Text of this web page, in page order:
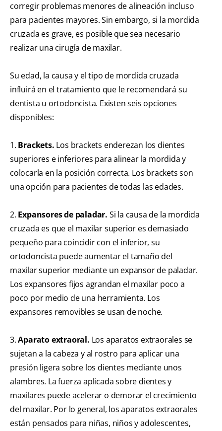
corregir problemas menores de alineación incluso
para pacientes mayores. Sin embargo, si la mordida
cruzada es grave, es posible que sea necesario
realizar una cirugía de maxilar.
Su edad, la causa y el tipo de mordida cruzada
influirá en el tratamiento que le recomendará su
dentista u ortodoncista. Existen seis opciones
disponibles:
1. Brackets. Los brackets enderezan los dientes
superiores e inferiores para alinear la mordida y
colocarla en la posición correcta. Los brackets son
una opción para pacientes de todas las edades.
2. Expansores de paladar. Si la causa de la mordida
cruzada es que el maxilar superior es demasiado
pequeño para coincidir con el inferior, su
ortodoncista puede aumentar el tamaño del
maxilar superior mediante un expansor de paladar.
Los expansores fijos agrandan el maxilar poco a
poco por medio de una herramienta. Los
expansores removibles se usan de noche.
3.Aparato extraoral. Los aparatos extraorales se
sujetan a la cabeza y al rostro para aplicar una
presión ligera sobre los dientes mediante unos
alambres. La fuerza aplicada sobre dientes y
maxilares puede acelerar o demorar el crecimiento
del maxilar. Por lo general, los aparatos extraorales
están pensados para niñas, niños y adolescentes,